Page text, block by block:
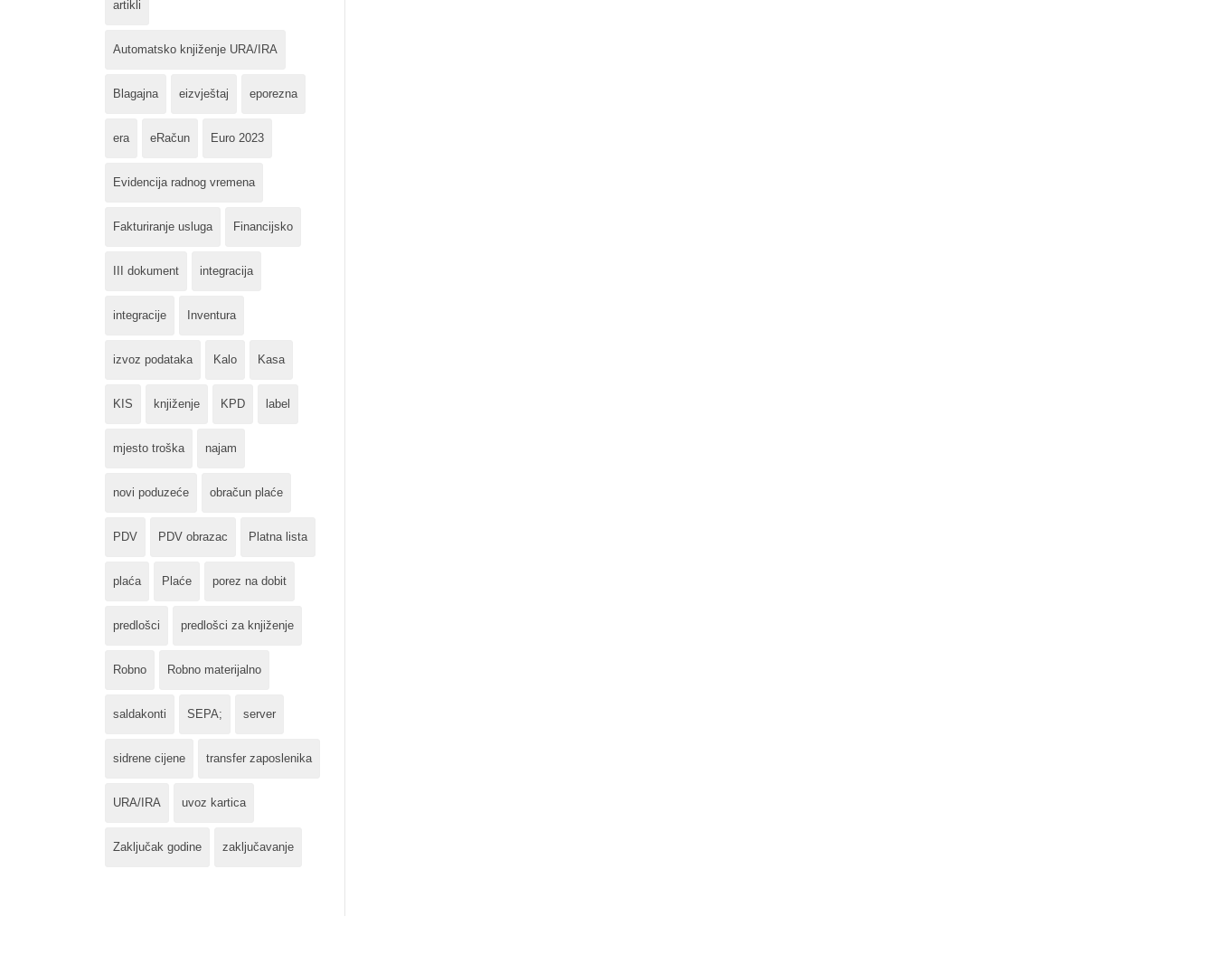
artikli
Automatsko knjiženje URA/IRA
Blagajna eizvještaj eporezna
era eRačun Euro 2023
Evidencija radnog vremena
Fakturiranje usluga Financijsko
III dokument integracija
integracije Inventura
izvoz podataka Kalo Kasa
KIS knjiženje KPD label
mjesto troška najam
novi poduzeće obračun plaće
PDV PDV obrazac Platna lista
plaća Plaće porez na dobit
predlošci predlošci za knjiženje
Robno Robno materijalno
saldakonti SEPA; server
sidrene cijene transfer zaposlenika
URA/IRA uvoz kartica
Zaključak godine zaključavanje